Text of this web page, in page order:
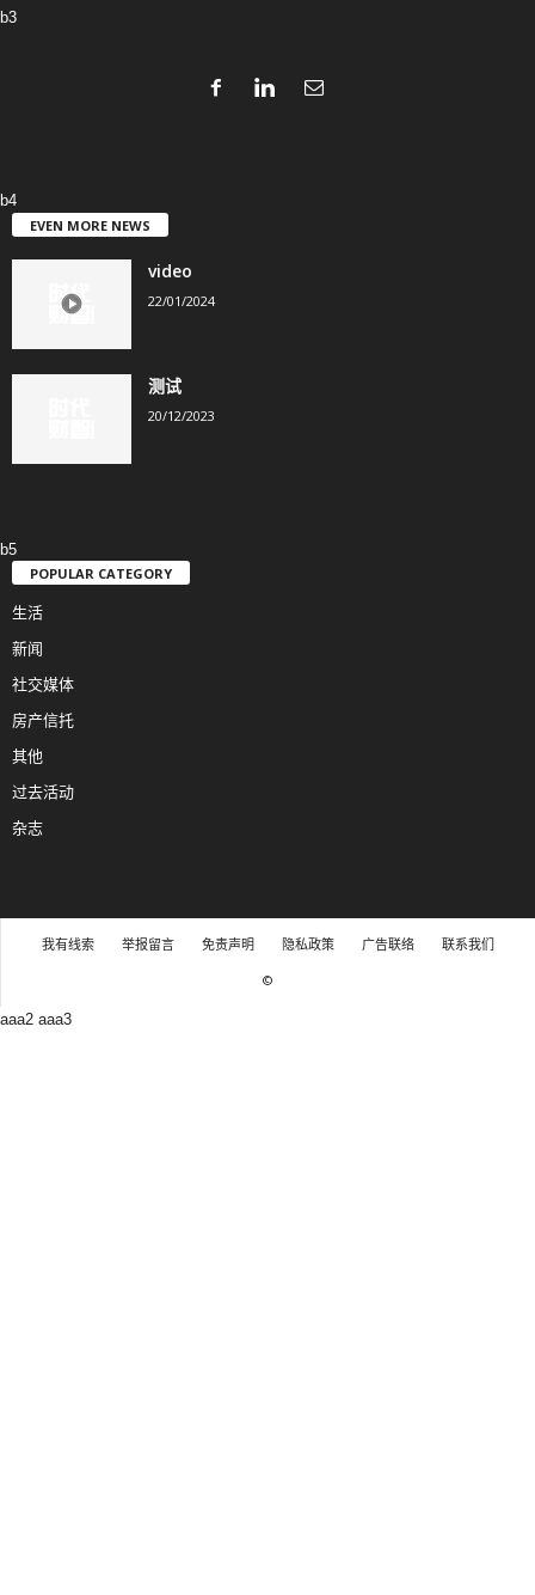
b3
b4
EVEN MORE NEWS
video
22/01/2024
测试
20/12/2023
b5
POPULAR CATEGORY
生活
新闻
社交媒体
房产信托
其他
过去活动
杂志
我有线索 举报留言 免责声明 隐私政策 广告联络
联系我们
©
aaa2 aaa3